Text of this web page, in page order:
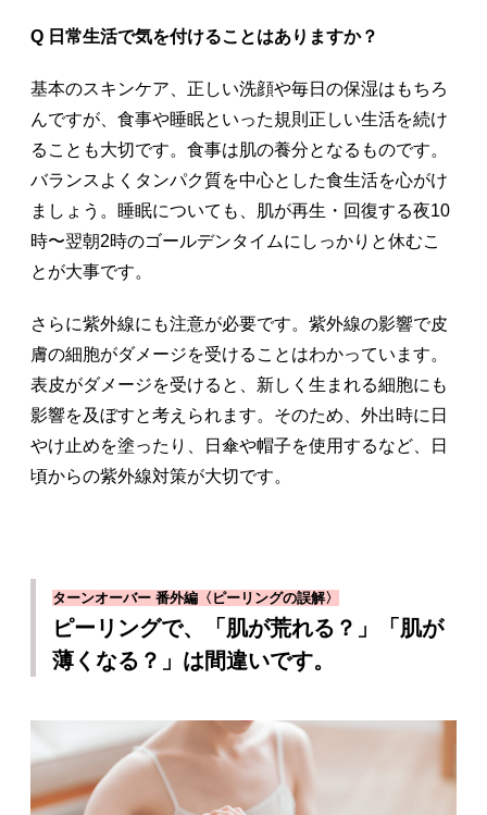
Q 日常生活で気を付けることはありますか？
基本のスキンケア、正しい洗顔や毎日の保湿はもちろ
んですが、食事や睡眠といった規則正しい生活を続け
ることも大切です。食事は肌の養分となるものです。
バランスよくタンパク質を中心とした食生活を心がけ
ましょう。睡眠についても、肌が再生・回復する夜10
時〜翌朝2時のゴールデンタイムにしっかりと休むこ
とが大事です。
さらに紫外線にも注意が必要です。紫外線の影響で皮
膚の細胞がダメージを受けることはわかっています。
表皮がダメージを受けると、新しく生まれる細胞にも
影響を及ぼすと考えられます。そのため、外出時に日
やけ止めを塗ったり、日傘や帽子を使用するなど、日
頃からの紫外線対策が大切です。
ターンオーバー 番外編〈ピーリングの誤解〉
ピーリングで、「肌が荒れる？」「肌が
薄くなる？」は間違いです。